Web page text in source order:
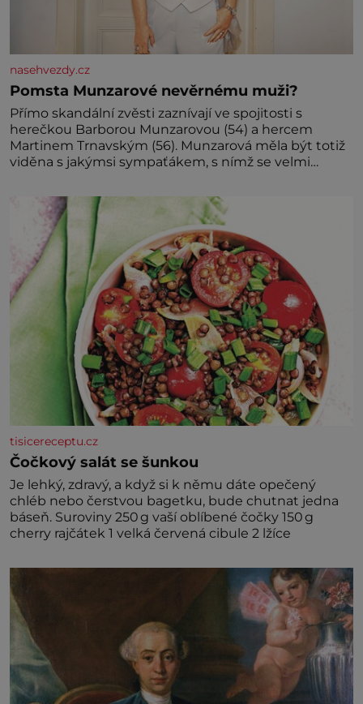
nasehvezdy.cz
Pomsta Munzarové nevěrnému muži?
Přímo skandální zvěsti zaznívají ve spojitosti s
herečkou Barborou Munzarovou (54) a hercem
Martinem Trnavským (56). Munzarová měla být totiž
viděna s jakýmsi sympaťákem, s nímž se velmi
tisicereceptu.cz
Čočkový salát se šunkou
Je lehký, zdravý, a když si k němu dáte opečený
chléb nebo čerstvou bagetku, bude chutnat jedna
báseň. Suroviny 250 g vaší oblíbené čočky 150 g
cherry rajčátek 1 velká červená cibule 2 lžíce